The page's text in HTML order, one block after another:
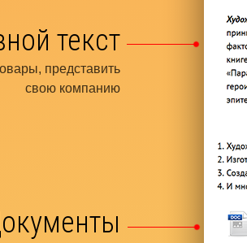
текст
представить
свою компанию